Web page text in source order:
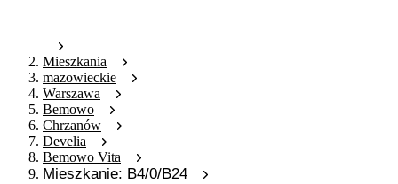
Mieszkania
mazowieckie
Warszawa
Bemowo
Chrzanów
Develia
Bemowo Vita
Mieszkanie: B4/0/B24